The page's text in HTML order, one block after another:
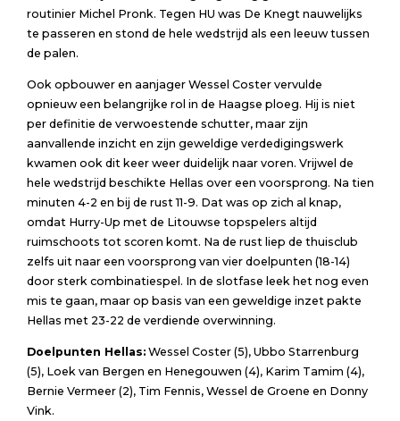
routinier Michel Pronk. Tegen HU was De Knegt nauwelijks
te passeren en stond de hele wedstrijd als een leeuw tussen
de palen.
Ook opbouwer en aanjager Wessel Coster vervulde
opnieuw een belangrijke rol in de Haagse ploeg. Hij is niet
per definitie de verwoestende schutter, maar zijn
aanvallende inzicht en zijn geweldige verdedigingswerk
kwamen ook dit keer weer duidelijk naar voren. Vrijwel de
hele wedstrijd beschikte Hellas over een voorsprong. Na tien
minuten 4-2 en bij de rust 11-9. Dat was op zich al knap,
omdat Hurry-Up met de Litouwse topspelers altijd
ruimschoots tot scoren komt. Na de rust liep de thuisclub
zelfs uit naar een voorsprong van vier doelpunten (18-14)
door sterk combinatiespel. In de slotfase leek het nog even
mis te gaan, maar op basis van een geweldige inzet pakte
Hellas met 23-22 de verdiende overwinning.
Doelpunten Hellas:Wessel Coster (5), Ubbo Starrenburg
(5), Loek van Bergen en Henegouwen (4), Karim Tamim (4),
Bernie Vermeer (2), Tim Fennis, Wessel de Groene en Donny
Vink.